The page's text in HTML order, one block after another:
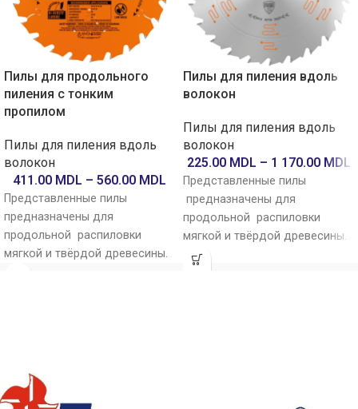
Пилы для продольного
пиления с тонким
пропилом
Пилы для пиления вдоль
волокон
411.00 MDL – 560.00 MDL
Представленные пилы
предназначены для
продольной распиловки
мягкой и твёрдой древесины.
обеспечивают чистый и
точныйтонкийрез вдоль
Пилы для пиления вдоль
волокон
Пилы для пиления вдоль
волокон
225.00 MDL – 1 170.00 MDL
Представленные пилы
предназначены для
продольной распиловки
мягкой и твёрдой древесины.
Они применяются как на
стационарных форматно-